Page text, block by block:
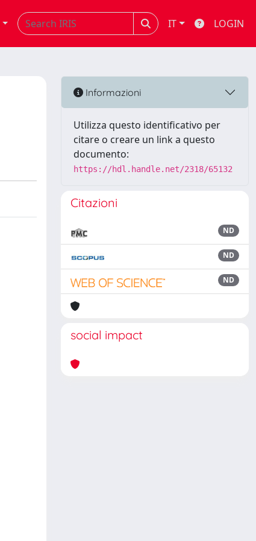
IT LOGIN
Informazioni
Utilizza questo identificativo per
citare o creare un link a questo
documento:
https://hdl.handle.net/2318/65132
Citazioni
ND
ND
ND
social impact